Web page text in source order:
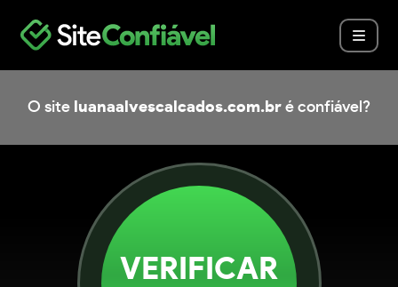
O site luanaalvescalcados.com.br é confiável?
VERIFICAR